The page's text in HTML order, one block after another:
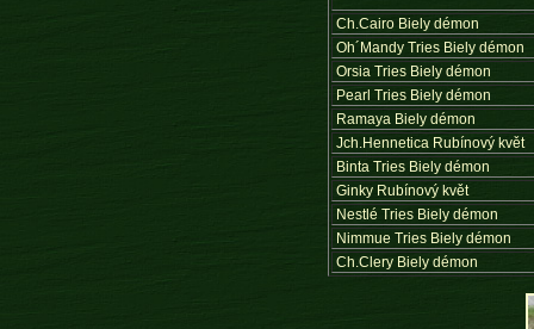
Ch.Cairo Biely démon
Oh´Mandy Tries Biely démon
Orsia Tries Biely démon
Pearl Tries Biely démon
Ramaya Biely démon
Jch.Hennetica Rubínový květ
Binta Tries Biely démon
Ginky Rubínový květ
Nestlé Tries Biely démon
Nimmue Tries Biely démon
Ch.Clery Biely démon